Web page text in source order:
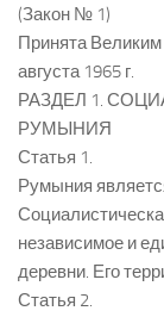
(Закон № 1)
Принята
августа 1965 г.
РАЗДЕЛ 1.
РУМЫНИЯ
Статья 1.
Румыния
независимое и
деревни. Его
Статья 2.